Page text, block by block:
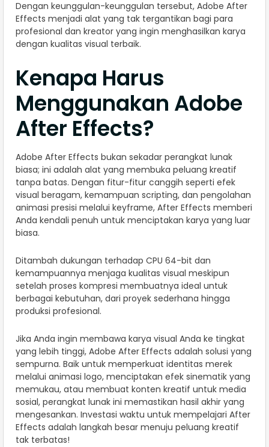
Dengan keunggulan-keunggulan tersebut, Adobe After
Effects menjadi alat yang tak tergantikan bagi para
profesional dan kreator yang ingin menghasilkan karya
dengan kualitas visual terbaik.
Kenapa Harus
Menggunakan Adobe
After Effects?
Adobe After Effects bukan sekadar perangkat lunak
biasa; ini adalah alat yang membuka peluang kreatif
tanpa batas. Dengan fitur-fitur canggih seperti efek
visual beragam, kemampuan scripting, dan pengolahan
animasi presisi melalui keyframe, After Effects memberi
Anda kendali penuh untuk menciptakan karya yang luar
biasa.
Ditambah dukungan terhadap CPU 64-bit dan
kemampuannya menjaga kualitas visual meskipun
setelah proses kompresi membuatnya ideal untuk
berbagai kebutuhan, dari proyek sederhana hingga
produksi profesional.
Jika Anda ingin membawa karya visual Anda ke tingkat
yang lebih tinggi, Adobe After Effects adalah solusi yang
sempurna. Baik untuk memperkuat identitas merek
melalui animasi logo, menciptakan efek sinematik yang
memukau, atau membuat konten kreatif untuk media
sosial, perangkat lunak ini memastikan hasil akhir yang
mengesankan. Investasi waktu untuk mempelajari After
Effects adalah langkah besar menuju peluang kreatif
tak terbatas!